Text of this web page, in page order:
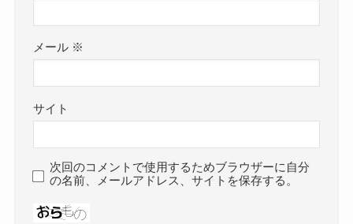
メール ※
サイト
次回のコメントで使用するためブラウザーに自分
の名前、メールアドレス、サイトを保存する。